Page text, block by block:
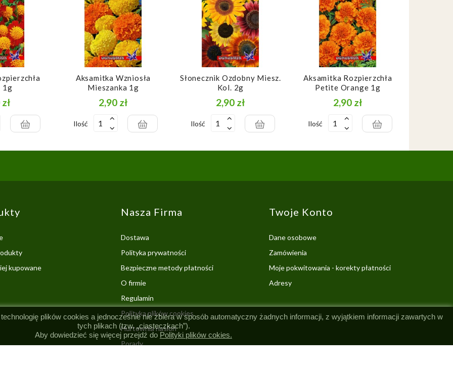
1g
Aksamitka Wzniosła
Mieszanka 1g
2,90 zł
Ilość
Słonecznik Ozdobny Miesz.
Kol. 2g
2,90 zł
Ilość
Aksamitka Rozpierzchła
Petite Orange 1g
2,90 zł
Ilość
kupowane
Nasza Firma
Dostawa
Polityka prywatności
Bezpieczne metody płatności
O firmie
Regulamin
Polityka plików cookies
Hurtownia nasion
Porady
Twoje Konto
Dane osobowe
Zamówienia
Moje pokwitowania - korekty płatności
Adresy
plików cookies a jednocześnie nie zbiera w sposób automatyczny żadnych informacji, z wyjątkiem informacji zawartych w
tych plikach (tzw. „ciasteczkach”).
Aby dowiedzieć się więcej przejdź do Polityki plików cokies.